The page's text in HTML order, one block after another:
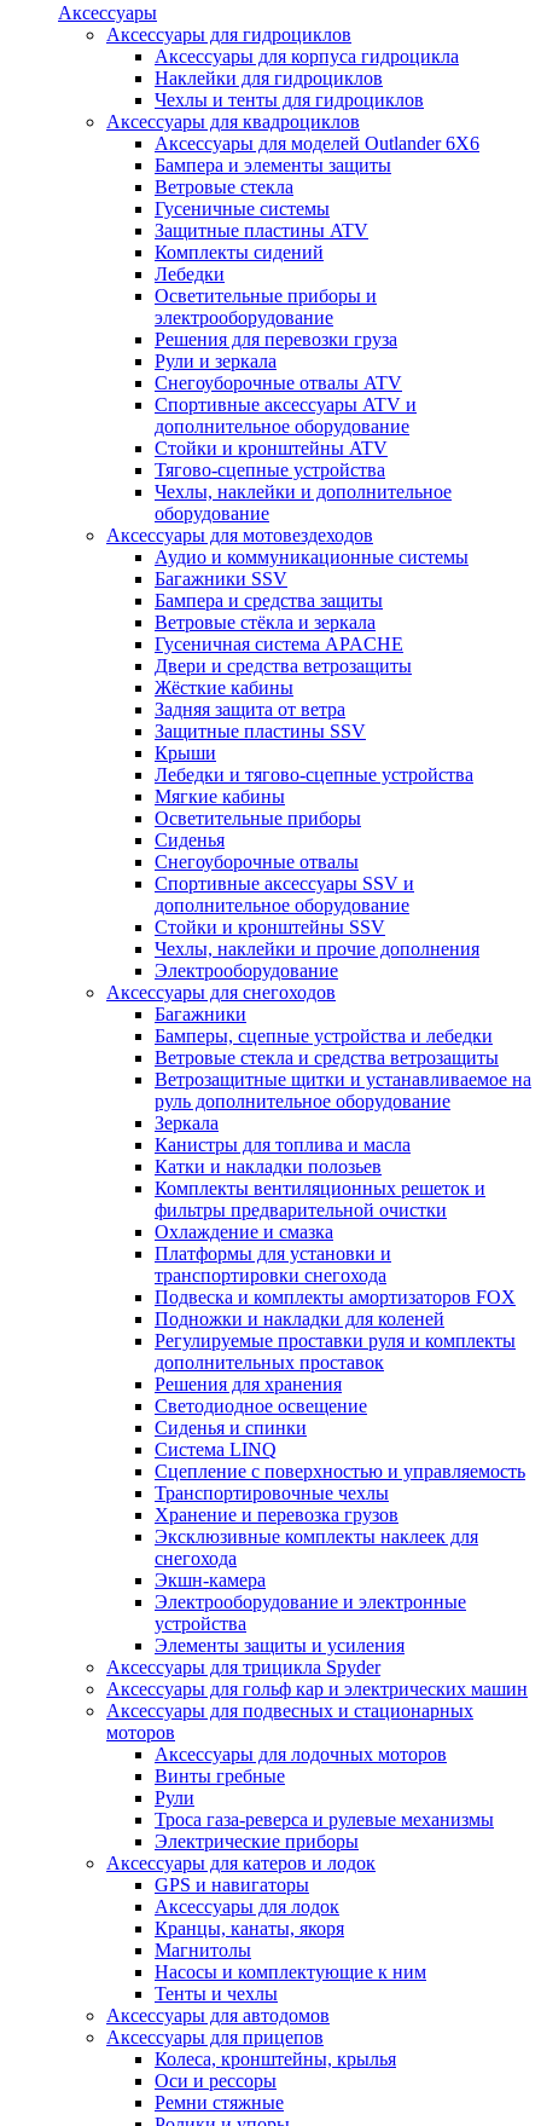
Аксессуары
Аксессуары для гидроциклов
Аксессуары для корпуса гидроцикла
Наклейки для гидроциклов
Чехлы и тенты для гидроциклов
Аксессуары для квадроциклов
Аксессуары для моделей Outlander 6X6
Бампера и элементы защиты
Ветровые стекла
Гусеничные системы
Защитные пластины ATV
Комплекты сидений
Лебедки
Осветительные приборы и
электрооборудование
Решения для перевозки груза
Рули и зеркала
Снегоуборочные отвалы ATV
Спортивные аксессуары ATV и
дополнительное оборудование
Стойки и кронштейны ATV
Тягово-сцепные устройства
Чехлы, наклейки и дополнительное
оборудование
Аксессуары для мотовездеходов
Аудио и коммуникационные системы
Багажники SSV
Бампера и средства защиты
Ветровые стёкла и зеркала
Гусеничная система APACHE
Двери и средства ветрозащиты
Жёсткие кабины
Задняя защита от ветра
Защитные пластины SSV
Крыши
Лебедки и тягово-сцепные устройства
Мягкие кабины
Осветительные приборы
Сиденья
Снегоуборочные отвалы
Спортивные аксессуары SSV и
дополнительное оборудование
Стойки и кронштейны SSV
Чехлы, наклейки и прочие дополнения
Электрооборудование
Аксессуары для снегоходов
Багажники
Бамперы, сцепные устройства и лебедки
Ветровые стекла и средства ветрозащиты
Ветрозащитные щитки и устанавливаемое на
руль дополнительное оборудование
Зеркала
Канистры для топлива и масла
Катки и накладки полозьев
Комплекты вентиляционных решеток и
фильтры предварительной очистки
Охлаждение и смазка
Платформы для установки и
транспортировки снегохода
Подвеска и комплекты амортизаторов FOX
Подножки и накладки для коленей
Регулируемые проставки руля и комплекты
дополнительных проставок
Решения для хранения
Светодиодное освещение
Сиденья и спинки
Система LINQ
Сцепление с поверхностью и управляемость
Транспортировочные чехлы
Хранение и перевозка грузов
Эксклюзивные комплекты наклеек для
снегохода
Экшн-камера
Электрооборудование и электронные
устройства
Элементы защиты и усиления
Аксессуары для трицикла Spyder
Аксессуары для гольф кар и электрических машин
Аксессуары для подвесных и стационарных
моторов
Аксессуары для лодочных моторов
Винты гребные
Рули
Троса газа-реверса и рулевые механизмы
Электрические приборы
Аксессуары для катеров и лодок
GPS и навигаторы
Аксессуары для лодок
Кранцы, канаты, якоря
Магнитолы
Насосы и комплектующие к ним
Тенты и чехлы
Аксессуары для автодомов
Аксессуары для прицепов
Колеса, кронштейны, крылья
Оси и рессоры
Ремни стяжные